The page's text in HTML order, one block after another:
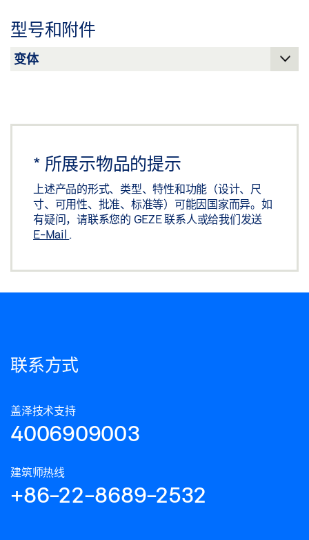
下载 (.PDF | 2 MB)
型号和附件
* 所展示物品的提示
上述产品的形式、类型、特性和功能（设计、尺
寸、可用性、批准、标准等）可能因国家而异。如
有疑问，请联系您的 GEZE 联系人或给我们发送
E-Mail .
联系方式
盖泽技术支持
4006909003
建筑师热线
+86-22-8689-2532